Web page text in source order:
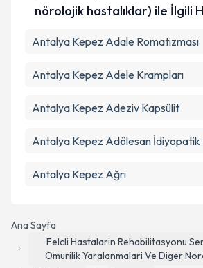
Ana Sayfa
Felcli Hastalarin Rehabilitasyonu
Omurilik Yaralanmalari Ve Diger
nörolojik hastalıklar) ile İlgili
Antalya Kepez Adale Romatizması
Antalya Kepez Adele Krampları
Antalya Kepez Adeziv Kapsülit
Antalya Kepez Adölesan İdiyopatik
Antalya Kepez Ağrı